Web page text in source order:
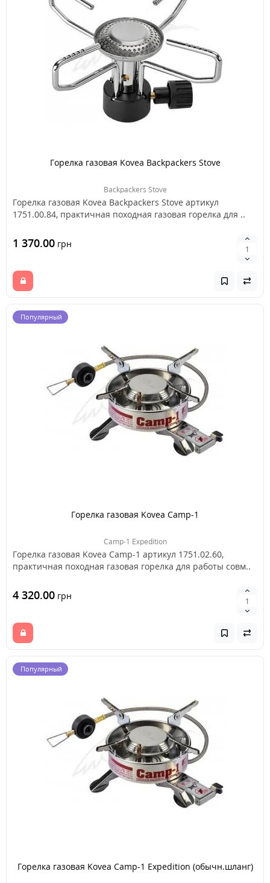
Горелка газовая Kovea Backpackers Stove
Backpackers Stove
Горелка газовая Kovea Backpackers Stove артикул
1751.00.84, практичная походная газовая горелка для ..
1 370.00 грн
Популярный
Горелка газовая Kovea Camp-1
Camp-1 Expedition
Горелка газовая Kovea Camp-1 артикул 1751.02.60,
практичная походная газовая горелка для работы совм..
4 320.00 грн
Популярный
Горелка газовая Kovea Camp-1 Expedition (обычн.шланг)